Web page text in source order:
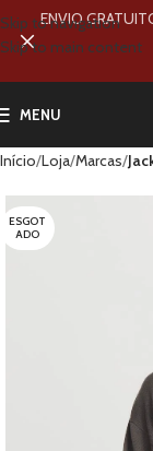
Skip to navigation
Skip to main content
MENU
Início Loja Marcas
ESGOT
ADO
ENVIO